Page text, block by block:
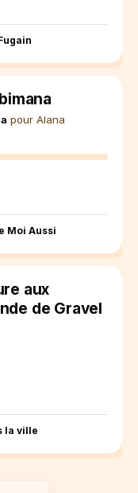
pour Alana
Moi Aussi
aux
de Gravel
la ville